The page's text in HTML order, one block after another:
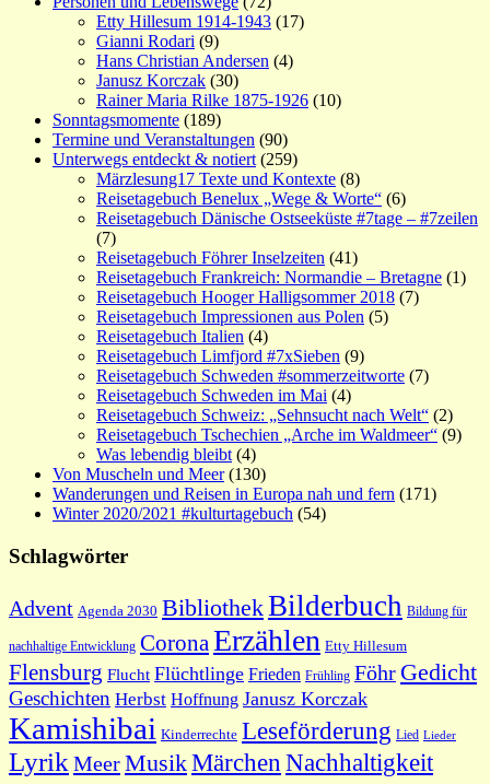
Etty Hillesum 1914-1943 (17)
Gianni Rodari (9)
Hans Christian Andersen (4)
Janusz Korczak (30)
Rainer Maria Rilke 1875-1926 (10)
Sonntagsmomente (189)
Termine und Veranstaltungen (90)
Unterwegs entdeckt & notiert (259)
Märzlesung17 Texte und Kontexte (8)
Reisetagebuch Benelux „Wege & Worte“ (6)
Reisetagebuch Dänische Ostseeküste #7tage – #7zeilen
(7)
Reisetagebuch Föhrer Inselzeiten (41)
Reisetagebuch Frankreich: Normandie – Bretagne (1)
Reisetagebuch Hooger Halligsommer 2018 (7)
Reisetagebuch Impressionen aus Polen (5)
Reisetagebuch Italien (4)
Reisetagebuch Limfjord #7xSieben (9)
Reisetagebuch Schweden #sommerzeitworte (7)
Reisetagebuch Schweden im Mai (4)
Reisetagebuch Schweiz: „Sehnsucht nach Welt“ (2)
Reisetagebuch Tschechien „Arche im Waldmeer“ (9)
Was lebendig bleibt (4)
Von Muscheln und Meer(130)
Wanderungen und Reisen in Europa nah und fern (171)
Winter 2020/2021 #kulturtagebuch (54)
Schlagwörter
Advent Agenda 2030 BibliothekBilderbuch Bildung für
nachhaltige Entwicklung Corona Erzählen Etty Hillesum
Flensburg Flucht Flüchtlinge Frieden Frühling Föhr Gedicht
Geschichten Herbst Hoffnung Janusz Korczak
Kamishibai Kinderrechte Leseförderung Lied Lieder
Lyrik MeerMusikMärchen Nachhaltigkeit